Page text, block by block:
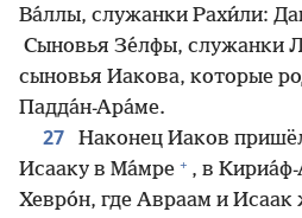
Ва́ллы, служанки Рахи́ли:
Сыновья Зе́лфы, служанки
сыновья Иакова, которые
Падда́н-Ара́ме.
27
Наконец Иаков
Исааку в Ма́мре + , в
Хевро́н, где Авраам и